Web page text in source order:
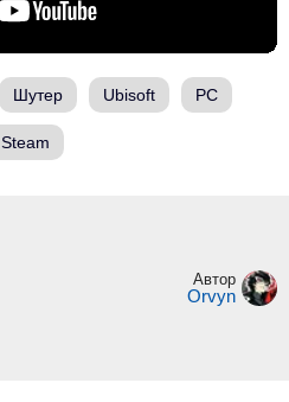
Шутер Ubisoft PC
Steam
Автор
Orvyn